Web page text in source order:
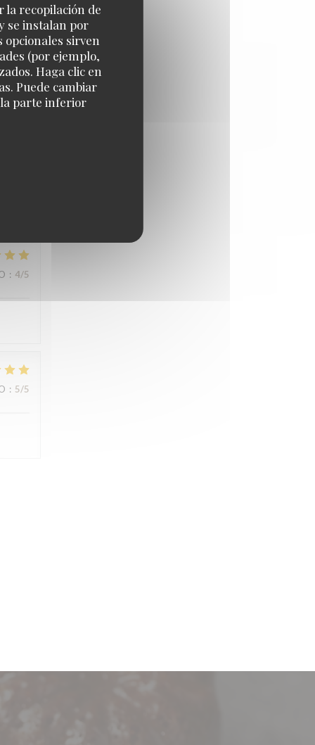
la recopilación de
se instalan por
opcionales sirven
(por ejemplo,
Haga clic en
Puede cambiar
la parte inferior
: 5/5
: 4/5
: 5/5